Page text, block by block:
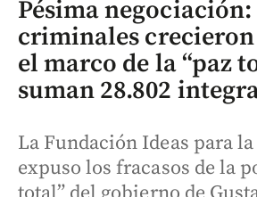
Pésima
criminales crecieron
el marco de la “paz
suman 28.802
La Fundación Ideas para la
expuso los fracasos de la